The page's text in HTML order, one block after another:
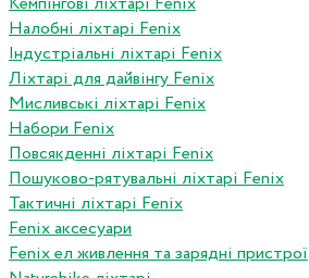
Налобні ліхтарі Fenix
Індустріальні ліхтарі Fenix
Ліхтарі для дайвінгу Fenix
Мисливські ліхтарі Fenix
Набори Fenix
Повсякденні ліхтарі Fenix
Пошуково-рятувальні ліхтарі Fenix
Тактичні ліхтарі Fenix
Fenix аксесуари
Fenix ел живлення та зарядні пристрої